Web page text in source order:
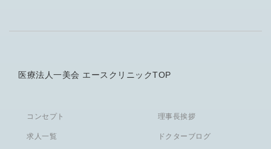
医療法人一美会 エースクリニックTOP
コンセプト 理事長挨拶
求人一覧 ドクターブログ